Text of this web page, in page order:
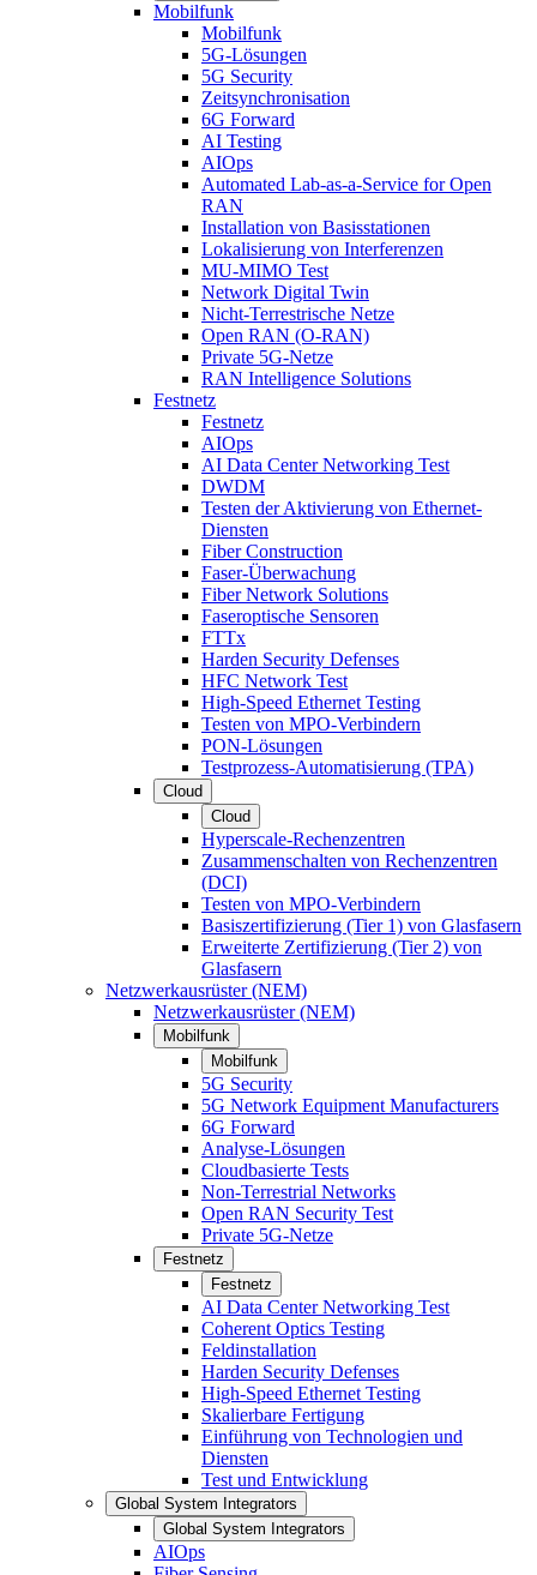
Mobilfunk
Mobilfunk
5G-Lösungen
5G Security
Zeitsynchronisation
6G Forward
AI Testing
AIOps
Automated Lab-as-a-Service for Open
RAN
Installation von Basisstationen
Lokalisierung von Interferenzen
MU-MIMO Test
Network Digital Twin
Nicht-Terrestrische Netze
Open RAN (O-RAN)
Private 5G-Netze
RAN Intelligence Solutions
Festnetz
Festnetz
AIOps
AI Data Center Networking Test
DWDM
Testen der Aktivierung von Ethernet-
Diensten
Fiber Construction
Faser-Überwachung
Fiber Network Solutions
Faseroptische Sensoren
FTTx
Harden Security Defenses
HFC Network Test
High-Speed Ethernet Testing
Testen von MPO-Verbindern
PON-Lösungen
Testprozess-Automatisierung (TPA)
Cloud
Cloud
Hyperscale-Rechenzentren
Zusammenschalten von Rechenzentren
(DCI)
Testen von MPO-Verbindern
Basiszertifizierung (Tier 1) von Glasfasern
Erweiterte Zertifizierung (Tier 2) von
Glasfasern
Netzwerkausrüster (NEM)
Netzwerkausrüster (NEM)
Mobilfunk
Mobilfunk
5G Security
5G Network Equipment Manufacturers
6G Forward
Analyse-Lösungen
Cloudbasierte Tests
Non-Terrestrial Networks
Open RAN Security Test
Private 5G-Netze
Festnetz
Festnetz
AI Data Center Networking Test
Coherent Optics Testing
Feldinstallation
Harden Security Defenses
High-Speed Ethernet Testing
Skalierbare Fertigung
Einführung von Technologien und
Diensten
Test und Entwicklung
Global System Integrators
Global System Integrators
AIOps